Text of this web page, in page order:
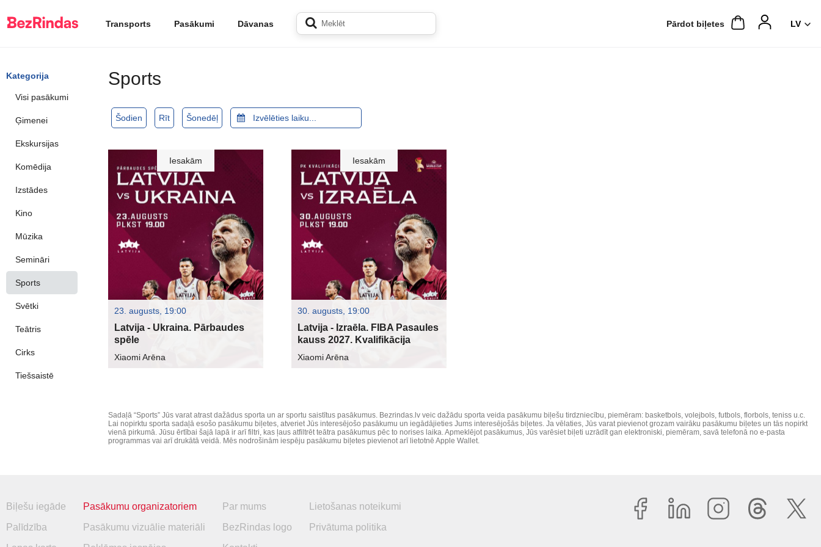
Transports Pasākumi Dāvanas Pārdot biļetes
Kategorija
Visi pasākumi
Ģimenei
Ekskursijas
Komēdija
Izstādes
Kino
Mūzika
Semināri
Sports
Svētki
Teātris
Cirks
Tiešsaistē
Sports
Šodien Rīt Šonedēļ
Iesakām
23. augusts, 19:00
Latvija - Ukraina. Pārbaudes
spēle
Xiaomi Arēna
Iesakām
30. augusts, 19:00
Latvija - Izraēla. FIBA Pasaules
kauss 2027. Kvalifikācija
Xiaomi Arēna
Sadaļā “Sports” Jūs varat atrast dažādus sporta un ar sportu saistītus pasākumus. Bezrindas.lv veic dažādu sporta veida pasākumu biļešu tirdzniecību, piemēram: basketbols, volejbols, futbols, florbols, teniss u.c.
Lai nopirktu sporta sadaļā esošo pasākumu biļetes, atveriet Jūs interesējošo pasākumu un iegādājieties Jums interesējošās biļetes. Ja vēlaties, Jūs varat pievienot grozam vairāku pasākumu biļetes un tās nopirkt
vienā pirkumā. Jūsu ērtībai šajā lapā ir arī filtri, kas ļaus atfiltrēt teātra pasākumus pēc to norises laika. Apmeklējot pasākumus, Jūs varēsiet biļeti uzrādīt gan elektroniski, piemēram, savā telefonā no e-pasta
programmas vai arī drukātā veidā. Mēs nodrošinām iespēju pasākumu biļetes pievienot arī lietotnē Apple Wallet.
Biļešu iegāde
Palīdzība
Pasākumu organizatoriem
Pasākumu vizuālie materiāli
Par mums
BezRindas logo
Lietošanas noteikumi
Privātuma politika